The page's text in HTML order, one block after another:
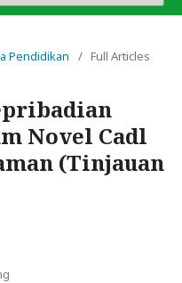
Pendidikan
/ Full Articles
Novel Cadl
(Tinjauan